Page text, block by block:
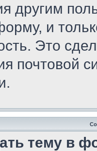
другим
и
Это
почтовой
тему в